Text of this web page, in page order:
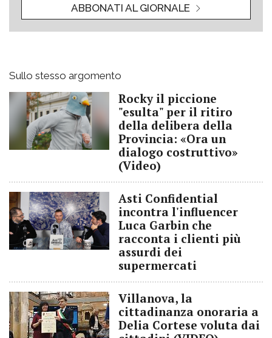
ABBONATI AL GIORNALE
Sullo stesso argomento
Rocky il piccione
"esulta" per il ritiro
della delibera della
Provincia: «Ora un
dialogo costruttivo»
(Video)
Asti Confidential
incontra l'influencer
Luca Garbin che
racconta i clienti più
assurdi dei
supermercati
Villanova, la
cittadinanza onoraria a
Delia Cortese voluta dai